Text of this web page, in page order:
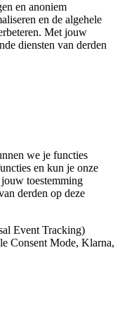
en anoniem
en de algehele
Met jouw
diensten van derden
we je functies
en kun je onze
toestemming
derden op deze
Event Tracking)
Consent Mode, Klarna,